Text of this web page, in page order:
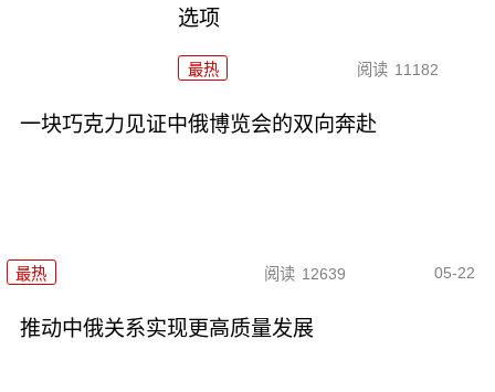
选项
最热 阅读 11182
一块巧克力见证中俄博览会的双向奔赴
最热 阅读 12639 05-22
推动中俄关系实现更高质量发展